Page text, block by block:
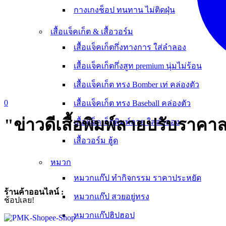
กางเกงช็อป ทนทาน ไม่ติดฝุ่น
เสื้อแจ็คเก็ต & เสื้อวอร์ม
เสื้อแจ็คเก็ตกึ่งทางการ ใส่ลำลอง
เสื้อแจ็คเก็ตกึ่งสูท premium นุ่มไม่ร้อน
เสื้อแจ็คเก็ต ทรง Bomber เท่ คล่องตัว
เสื้อแจ็คเก็ต ทรง Baseball คล่องตัว
เสื้อแจ็คเก็ตพิมพ์ลาย ใส่ลำลอง
เสื้อวอร์ม ฮู้ด
หมวก
หมวกแก๊ป ทำกิจกรรม ราคาประหยัด
หมวกแก๊ป สวยอยู่ทรง
หมวกแก๊ปฮิปฮอป
0
"ข่าวดีเสื้อพิมพ์ลายปรับราคา
ร้านค้าออนไลน์ :
ช้อปเลย!